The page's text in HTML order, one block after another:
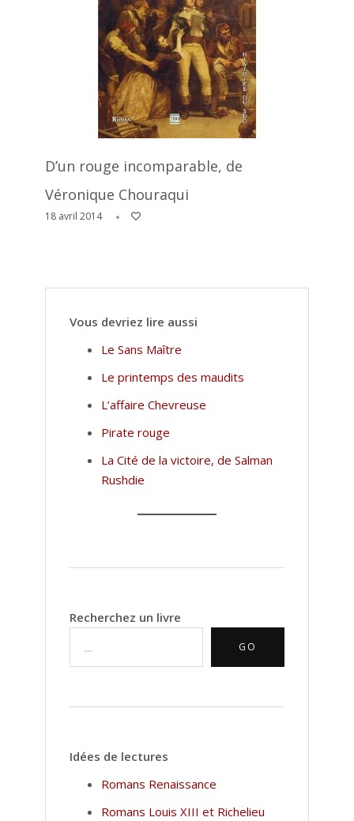
D’un rouge incomparable, de
Véronique Chouraqui
18 avril 2014
Vous devriez lire aussi
Le Sans Maître
Le printemps des maudits
L’affaire Chevreuse
Pirate rouge
La Cité de la victoire, de Salman
Rushdie
Recherchez un livre
GO
Idées de lectures
Romans Renaissance
Romans Louis XIII et Richelieu